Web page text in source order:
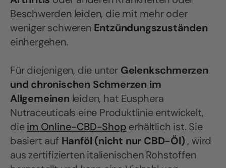
Beschwerden leiden, die mit mehr oder
weniger schweren Entzündungszuständen
einhergehen.
Für diejenigen, die unter Gelenkschmerzen
und chronischen Schmerzen im
Allgemeinen leiden, hat Eusphera
Nutraceuticals eine Produktlinie entwickelt,
dieim Online-CBD-Shop erhältlich ist. Sie
basiert auf Hanföl (nicht nur CBD-Öl) , wird
aus zertifizierten italienischen Rohstoffen